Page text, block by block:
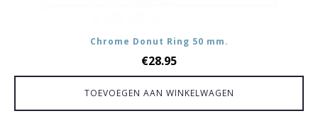
Chrome Donut Ring 50 mm.
€28.95
TOEVOEGEN AAN WINKELWAGEN